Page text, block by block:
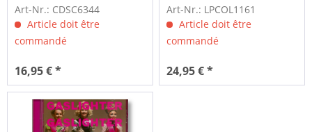
Art-Nr.: CDSC6344
Article doit être
commandé
16,95 € *
Art-Nr.: LPCOL1161
Article doit être
commandé
24,95 € *